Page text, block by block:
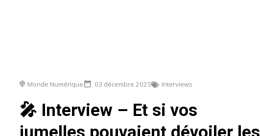
Monde Numérique 03 décembre 2025 Interviews
🎤 Interview – Et si vos